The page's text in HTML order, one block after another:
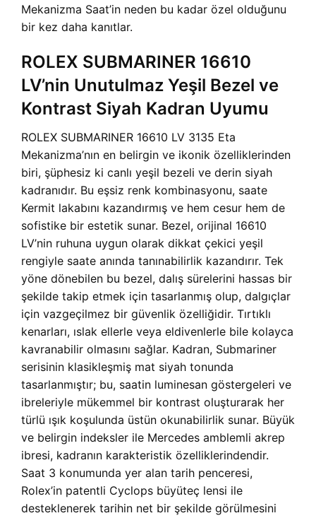
Mekanizma Saat’in neden bu kadar özel olduğunu
bir kez daha kanıtlar.
ROLEX SUBMARINER 16610
LV’nin Unutulmaz Yeşil Bezel ve
Kontrast Siyah Kadran Uyumu
ROLEX SUBMARINER 16610 LV 3135 Eta
Mekanizma’nın en belirgin ve ikonik özelliklerinden
biri, şüphesiz ki canlı yeşil bezeli ve derin siyah
kadranıdır. Bu eşsiz renk kombinasyonu, saate
Kermit lakabını kazandırmış ve hem cesur hem de
sofistike bir estetik sunar. Bezel, orijinal 16610
LV’nin ruhuna uygun olarak dikkat çekici yeşil
rengiyle saate anında tanınabilirlik kazandırır. Tek
yöne dönebilen bu bezel, dalış sürelerini hassas bir
şekilde takip etmek için tasarlanmış olup, dalgıçlar
için vazgeçilmez bir güvenlik özelliğidir. Tırtıklı
kenarları, ıslak ellerle veya eldivenlerle bile kolayca
kavranabilir olmasını sağlar. Kadran, Submariner
serisinin klasikleşmiş mat siyah tonunda
tasarlanmıştır; bu, saatin luminesan göstergeleri ve
ibreleriyle mükemmel bir kontrast oluşturarak her
türlü ışık koşulunda üstün okunabilirlik sunar. Büyük
ve belirgin indeksler ile Mercedes amblemli akrep
ibresi, kadranın karakteristik özelliklerindendir.
Saat 3 konumunda yer alan tarih penceresi,
Rolex’in patentli Cyclops büyüteç lensi ile
desteklenerek tarihin net bir şekilde görülmesini